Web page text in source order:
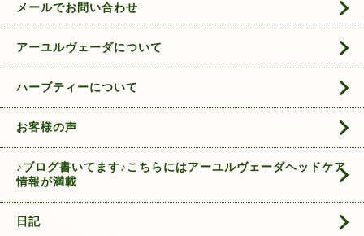
メールでお問い合わせ
アーユルヴェーダについて
ハーブティーについて
お客様の声
♪ブログ書いてます♪こちらにはアーユルヴェーダヘッドケア
情報が満載
日記